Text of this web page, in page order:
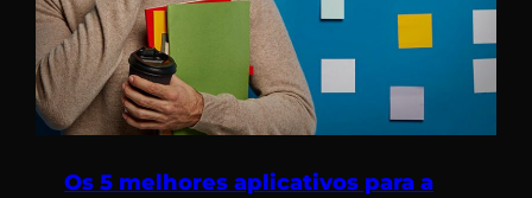
Os 5 melhores aplicativos para a